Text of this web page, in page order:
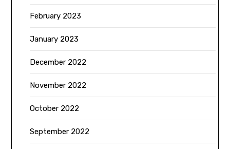
February 2023
January 2023
December 2022
November 2022
October 2022
September 2022